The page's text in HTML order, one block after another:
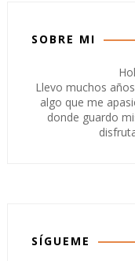
SOBRE MI
Llevo muchos
algo que me
donde guardo
SÍGUEME